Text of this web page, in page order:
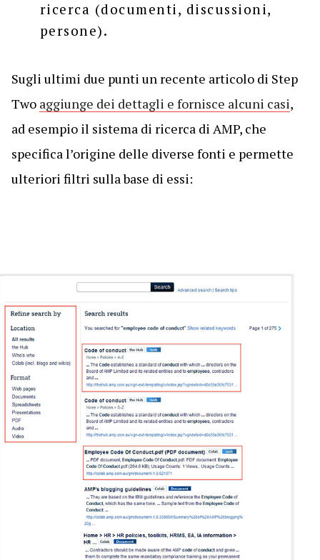
ricerca (documenti, discussioni,
persone).
Sugli ultimi due punti un recente articolo di Step
Two aggiunge dei dettagli e fornisce alcuni casi,
ad esempio il sistema di ricerca di AMP, che
specifica l’origine delle diverse fonti e permette
ulteriori filtri sulla base di essi: